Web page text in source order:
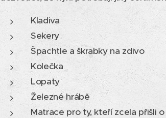
Kladiva
Sekery
Špachtle a škrabky na zdivo
Kolečka
Lopaty
Železné hrábě
Matrace pro ty, kteří zcela přišli